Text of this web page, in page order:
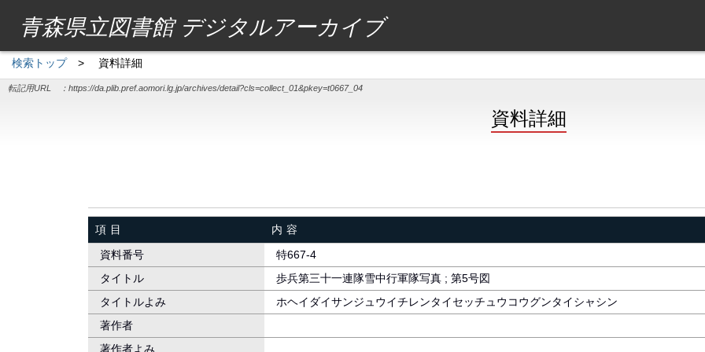
青森県立図書館 デジタルアーカイブ
検索トップ> 資料詳細
転記用URL ： https://da.plib.pref.aomori.lg.jp/archives/detail?cls=collect_01&pkey=t0667_04
資料詳細
項目
内容
資料番号
特667-4
タイトル
歩兵第三十一連隊雪中行軍隊写真 ; 第5号図
タイトルよみ
ホヘイダイサンジュウイチレンタイセッチュウコウグンタイシャシン
著作者
著作者よみ